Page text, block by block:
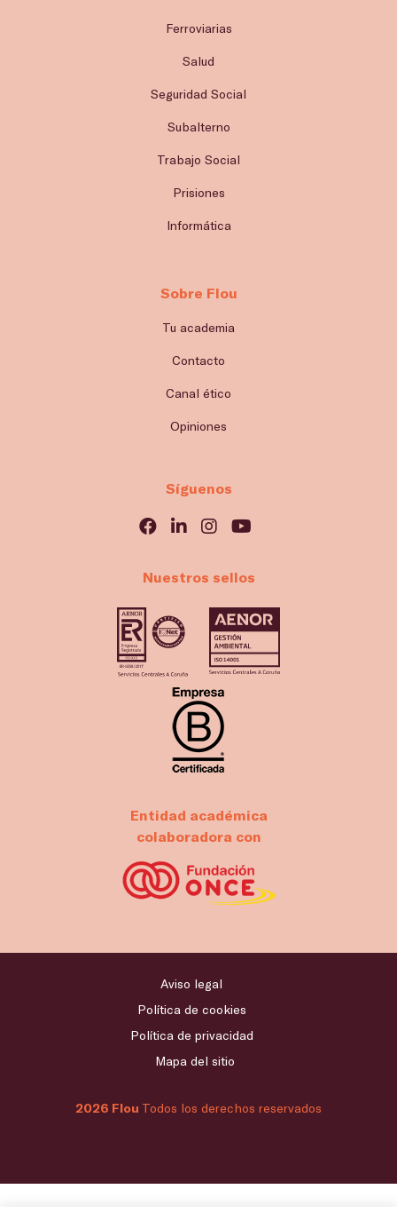
Ferroviarias
Salud
Seguridad Social
Subalterno
Trabajo Social
Prisiones
Informática
Sobre Flou
Tu academia
Contacto
Canal ético
Opiniones
Síguenos
Nuestros sellos
Entidad académica
colaboradora con
2026 Flou Todos los derechos reservados
Aviso legal
Política de cookies
Política de privacidad
Mapa del sitio